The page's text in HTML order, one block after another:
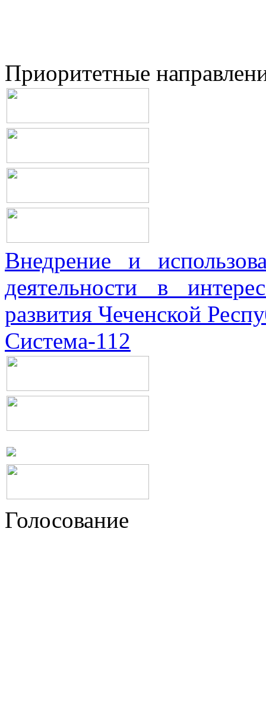
Приоритетные
Внедрение и
деятельности в
развития Чеченской
Система-112
Голосование